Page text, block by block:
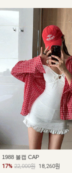
1988 볼캡 CAP
17% 22,000원 18,260원